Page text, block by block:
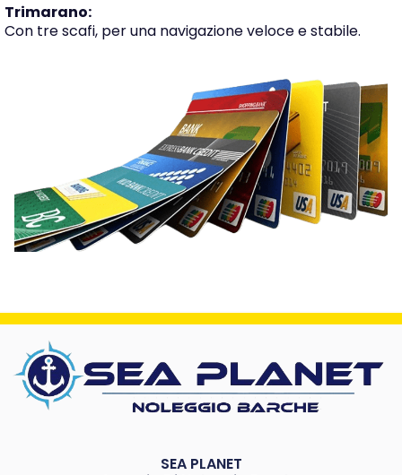
Trimarano:
Con tre scafi, per una navigazione veloce e stabile.
SEA PLANET